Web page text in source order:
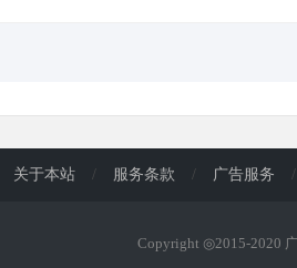
关于本站 / 服务条款 / 广告服务 /
Copyright ◎2015-2020